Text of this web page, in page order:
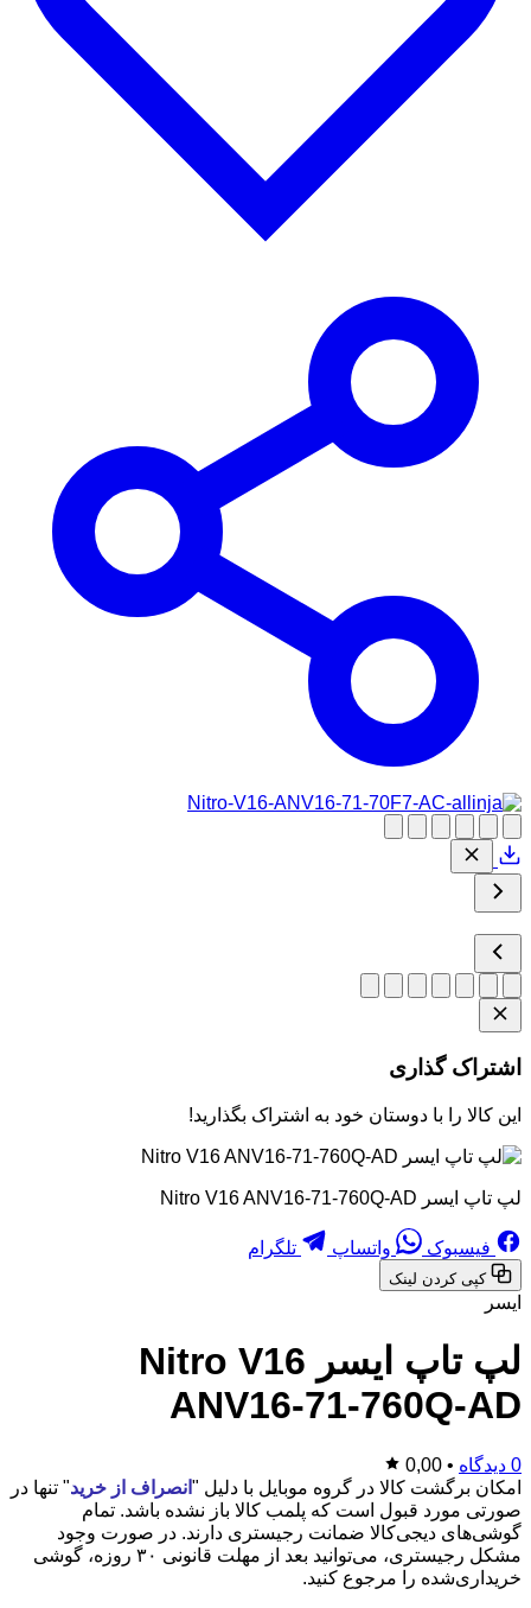
اشتراک گذاری
این کالا را با دوستان خود به اشتراک بگذارید!
لپ تاپ ایسر Nitro V16 ANV16-71-760Q-AD
فیسبوک واتساپ تلگرام
کپی کردن لینک
ایسر
لپ تاپ ایسر Nitro V16
ANV16-71-760Q-AD
0 دیدگاه •
0,00
امکان برگشت کالا در گروه موبایل با دلیل " انصراف از خرید" تنها در
صورتی مورد قبول است که پلمب کالا باز نشده باشد. تمام
گوشی‌های دیجی‌کالا ضمانت رجیستری دارند. در صورت وجود
مشکل رجیستری، می‌توانید بعد از مهلت قانونی ۳۰ روزه، گوشی
خریداری‌شده را مرجوع کنید.